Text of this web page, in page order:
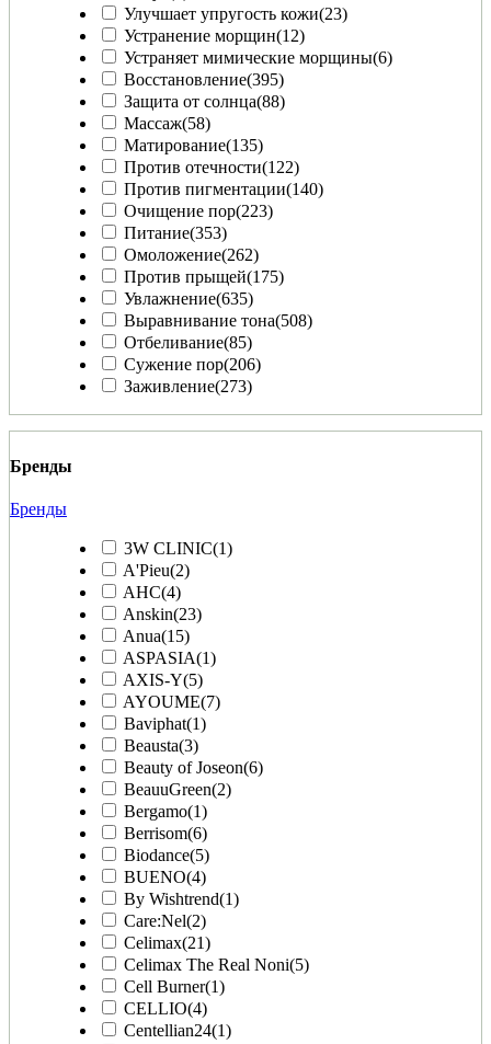
Улучшает упругость кожи(23)
Устранение морщин(12)
Устраняет мимические морщины(6)
Восстановление(395)
Защита от солнца(88)
Массаж(58)
Матирование(135)
Против отечности(122)
Против пигментации(140)
Очищение пор(223)
Питание(353)
Омоложение(262)
Против прыщей(175)
Увлажнение(635)
Выравнивание тона(508)
Отбеливание(85)
Сужение пор(206)
Заживление(273)
Бренды
Бренды
3W CLINIC(1)
A'Pieu(2)
AHC(4)
Anskin(23)
Anua(15)
ASPASIA(1)
AXIS-Y(5)
AYOUME(7)
Baviphat(1)
Beausta(3)
Beauty of Joseon(6)
BeauuGreen(2)
Bergamo(1)
Berrisom(6)
Biodance(5)
BUENO(4)
By Wishtrend(1)
Care:Nel(2)
Celimax(21)
Celimax The Real Noni(5)
Cell Burner(1)
CELLIO(4)
Centellian24(1)